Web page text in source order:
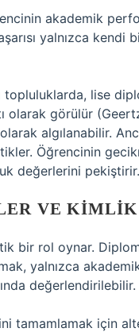
akademik
yalnızca kendi
topluluklarda, lise
olarak görülür
algılanabilir.
Öğrencinin
değerlerini pekiştirir.
VE KIMLIK
bir rol oynar.
yalnızca
değerlendirilebilir.
tamamlamak için